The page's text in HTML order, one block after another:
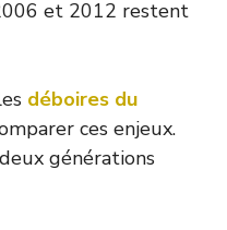
et 2012 restent
déboires du
ces enjeux.
générations